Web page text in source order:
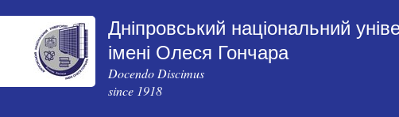
Дніпровський національний
імені Олеся Гончара
Docendo Discimus
since 1918